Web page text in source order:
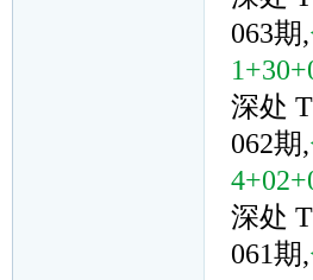
063期,
深处
062期,
深处
061期,